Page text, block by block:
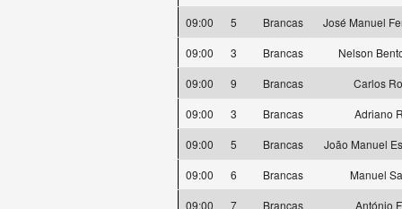
09:00
5 Brancas
José Manuel
09:00
3 Brancas
Nelson
09:00
9 Brancas
Carlos
09:00
3 Brancas
Adriano
09:00
5 Brancas
João Manuel
09:00
6 Brancas
Manuel
09:00
7 Brancas
António